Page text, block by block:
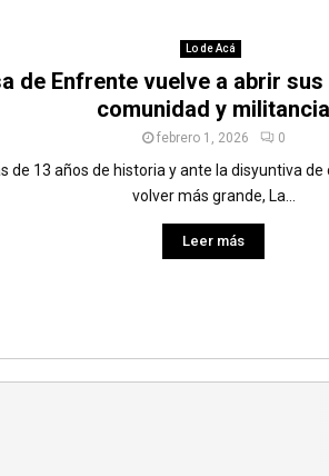
Lo de Acá
de Enfrente vuelve a abrir
comunidad y militancia
febrero 1, 2026 0
de 13 años de historia y ante la disyuntiva
volver más grande, La...
Leer más